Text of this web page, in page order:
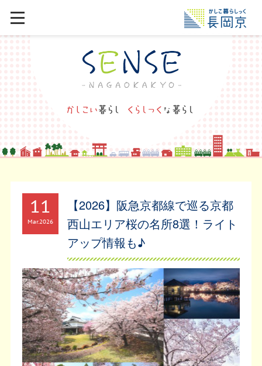
11
Mar2026
【2026】阪急京都線で巡る京都
西山エリア桜の名所8選！ライト
アップ情報も♪